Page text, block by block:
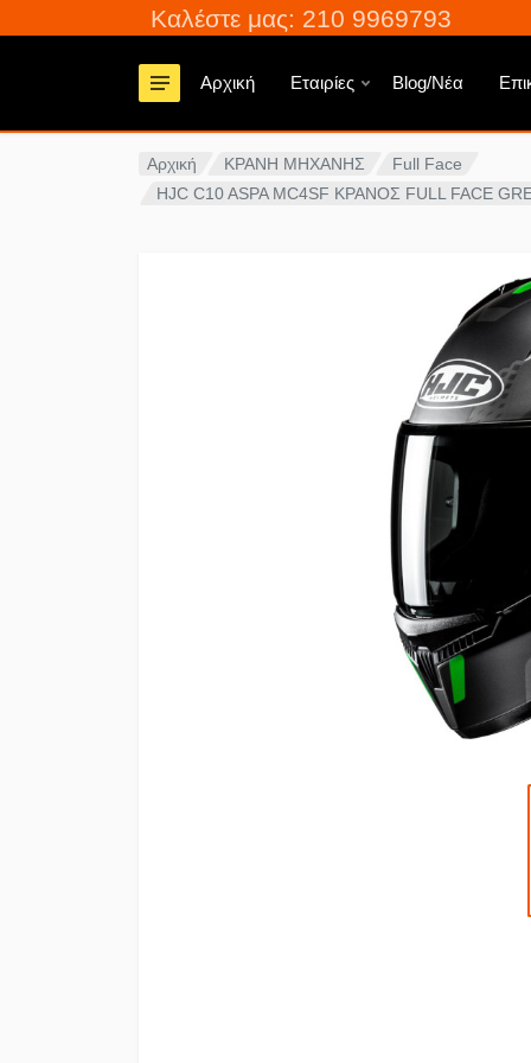
Καλέστε μας: 210 9969793
Αρχική Εταιρίες Blog/Νέα
Αρχική ΚΡΑΝΗ ΜΗΧΑΝΗΣ
Full Face
HJC C10 ASPA MC4SF ΚΡΑΝΟΣ FULL FACE